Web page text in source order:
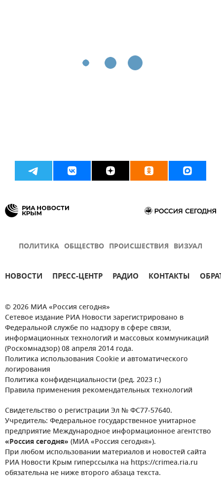
ПОЛИТИКА ОБЩЕСТВО ПРОИСШЕСТВИЯ ВИЗУАЛ
НОВОСТИ ПРЕСС-ЦЕНТР РАДИО КОНТАКТЫ
© 2026 МИА «Россия сегодня»
Сетевое издание РИА Новости зарегистрировано в
Федеральной службе по надзору в сфере связи,
информационных технологий и массовых коммуникаций
(Роскомнадзор) 08 апреля 2014 года.
Политика использования Cookie и автоматического
логирования
Политика конфиденциальности (ред. 2023 г.)
Правила применения рекомендательных технологий
Свидетельство о регистрации Эл № ФС77-57640.
Учредитель: Федеральное государственное унитарное
предприятие Международное информационное агентство
«Россия сегодня» (МИА «Россия сегодня»).
При любом использовании материалов и новостей сайта
РИА Новости Крым гиперссылка на https://crimea.ria.ru
обязательна не ниже второго абзаца текста.